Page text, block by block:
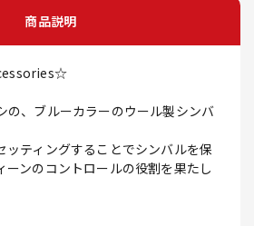
商品説明
の、ブルーカラーのウール製シンバ
ッティングすることでシンバルを保
ーンのコントロールの役割を果たし